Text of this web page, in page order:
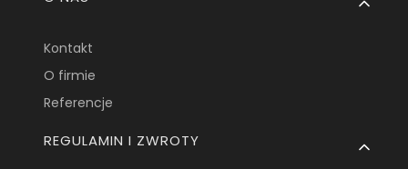
Kontakt
O firmie
Referencje
REGULAMIN I ZWROTY